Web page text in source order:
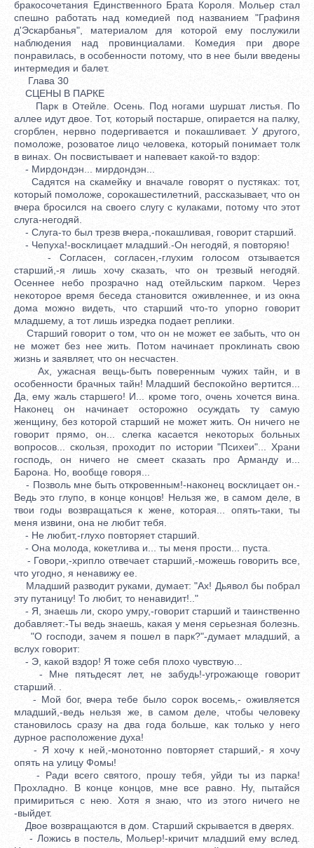
бракосочетания Единственного Брата Короля. Мольер стал
спешно работать над комедией под названием "Графиня
д'Эскарбанья", материалом для которой ему послужили
наблюдения над провинциалами. Комедия при дворе
понравилась, в особенности потому, что в нее были введены
интермедия и балет.
Глава 30
СЦЕНЫ В ПАРКЕ
Парк в Отейле. Осень. Под ногами шуршат листья. По
аллее идут двое. Тот, который постарше, опирается на палку,
сгорблен, нервно подергивается и покашливает. У другого,
помоложе, розоватое лицо человека, который понимает толк
в винах. Он посвистывает и напевает какой-то вздор:
- Мирдондэн... мирдондэн...
Садятся на скамейку и вначале говорят о пустяках: тот,
который помоложе, сорокашестилетний, рассказывает, что он
вчера бросился на своего слугу с кулаками, потому что этот
слуга-негодяй.
- Слуга-то был трезв вчера,-покашливая, говорит старший.
- Чепуха!-восклицает младший.-Он негодяй, я повторяю!
- Согласен, согласен,-глухим голосом отзывается
старший,-я лишь хочу сказать, что он трезвый негодяй.
Осеннее небо прозрачно над отейльским парком. Через
некоторое время беседа становится оживленнее, и из окна
дома можно видеть, что старший что-то упорно говорит
младшему, а тот лишь изредка подает реплики.
Старший говорит о том, что он не может ее забыть, что он
не может без нее жить. Потом начинает проклинать свою
жизнь и заявляет, что он несчастен.
Ах, ужасная вещь-быть поверенным чужих тайн, и в
особенности брачных тайн! Младший беспокойно вертится...
Да, ему жаль старшего! И... кроме того, очень хочется вина.
Наконец он начинает осторожно осуждать ту самую
женщину, без которой старший не может жить. Он ничего не
говорит прямо, он... слегка касается некоторых больных
вопросов... скользя, проходит по истории "Психеи"... Храни
господь, он ничего не смеет сказать про Арманду и...
Барона. Но, вообще говоря...
- Позволь мне быть откровенным!-наконец восклицает он.-
Ведь это глупо, в конце концов! Нельзя же, в самом деле, в
твои годы возвращаться к жене, которая... опять-таки, ты
меня извини, она не любит тебя.
- Не любит,-глухо повторяет старший.
- Она молода, кокетлива и... ты меня прости... пуста.
- Говори,-хрипло отвечает старший,-можешь говорить все,
что угодно, я ненавижу ее.
Младший разводит руками, думает: "Ах! Дьявол бы побрал
эту путаницу! То любит, то ненавидит!.."
- Я, знаешь ли, скоро умру,-говорит старший и таинственно
добавляет:-Ты ведь знаешь, какая у меня серьезная болезнь.
"О господи, зачем я пошел в парк?"-думает младший, а
вслух говорит:
- Э, какой вздор! Я тоже себя плохо чувствую...
- Мне пятьдесят лет, не забудь!-угрожающе говорит
старший. .
- Мой бог, вчера тебе было сорок восемь,- оживляется
младший,-ведь нельзя же, в самом деле, чтобы человеку
становилось сразу на два года больше, как только у него
дурное расположение духа!
- Я хочу к ней,-монотонно повторяет старший,- я хочу
опять на улицу Фомы!
- Ради всего святого, прошу тебя, уйди ты из парка!
Прохладно. В конце концов, мне все равно. Ну, пытайся
примириться с нею. Хотя я знаю, что из этого ничего не
-выйдет.
Двое возвращаются в дом. Старший скрывается в дверях.
- Ложись в постель, Мольер!-кричит младший ему вслед.